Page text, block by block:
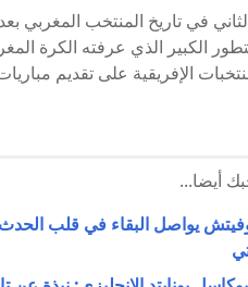
الكبير الذي عرفته الكرة
الإفريقية على تقديم
أيضا...
يواصل البقاء في قلب الحدث